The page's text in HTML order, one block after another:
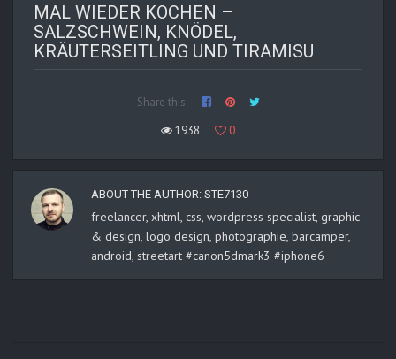
MAL WIEDER KOCHEN –
SALZSCHWEIN, KNÖDEL,
KRÄUTERSEITLING UND TIRAMISU
Share this:
1938
0
ABOUT THE AUTHOR: STE7130
freelancer, xhtml, css, wordpress specialist, graphic
& design, logo design, photographie, barcamper,
android, streetart #canon5dmark3 #iphone6